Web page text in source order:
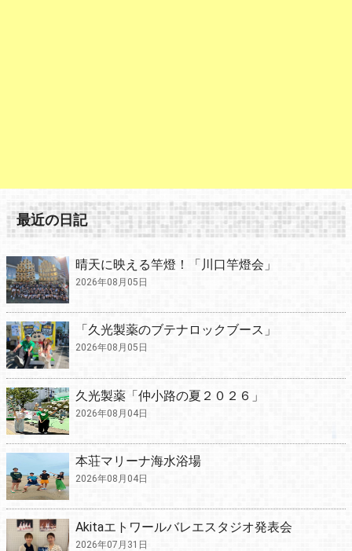
最近の日記
晴天に映える竿燈！「川口竿燈会」
2026年08月05日
「久光製薬のブテナロックブース」
2026年08月05日
久光製薬「仲小路の夏２０２６」
2026年08月04日
本荘マリーナ海水浴場
2026年08月04日
Akitaエトワールバレエスタジオ発表会
2026年07月31日